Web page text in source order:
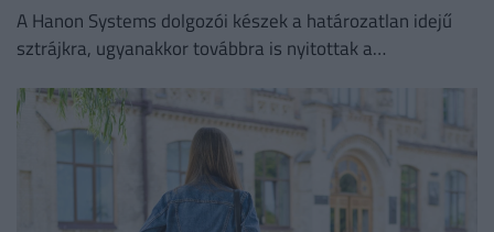
A Hanon Systems dolgozói készek a határozatlan idejű
sztrájkra, ugyanakkor továbbra is nyitottak a